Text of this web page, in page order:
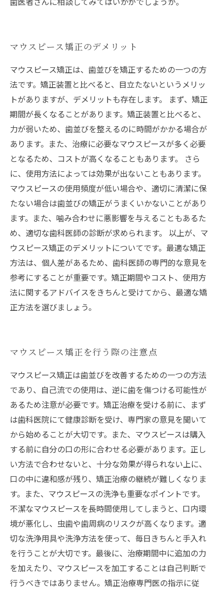
マウスピース矯正のデメリット
マウスピース矯正は、歯並びを矯正するための一つの方
法です。矯正装置と比べると、目立たないというメリッ
トがありますが、デメリットも存在します。 まず、矯正
期間が長くなることがあります。矯正装置と比べると、
力が弱いため、歯並びを整えるのに時間がかかる場合が
あります。また、治療に必要なマウスピースが多く必要
となるため、コストが高くなることもあります。 さら
に、使用方法によっては効果が出ないこともあります。
マウスピースの使用頻度が低い場合や、適切に清潔に保
たない場合は歯並びの矯正がうまくいかないことがあり
ます。また、噛み合わせに悪影響を与えることもあるた
め、適切な歯科医師の診断が求められます。 以上が、マ
ウスピース矯正のデメリットについてです。最適な矯正
方法は、個人差があるため、歯科医師の専門的な意見を
参考にすることが重要です。矯正期間やコスト、使用方
法に関するアドバイスをきちんと受けてから、最適な矯
正方法を選びましょう。
マウスピース矯正を行う際の注意点
マウスピース矯正は歯並びを改善するための一つの方法
であり、自己流での使用は、逆に歯を傷つける可能性が
あるため注意が必要です。矯正治療を受ける前に、まず
は歯科医院にて健康診断を受け、専門家の意見を聞いて
から始めることが大切です。また、マウスピースは購入
する前に自分の口の形に合わせる必要があります。正し
い方法で合わせないと、十分な効果が得られない上に、
口の中に違和感が残り、矯正治療の継続が難しくなりま
す。また、マウスピースの洗浄も重要なポイントです。
不潔なマウスピースを長時間使用してしまうと、口内環
境が悪化し、虫歯や歯周病のリスクが高くなります。適
切な洗浄用具や洗浄方法を使って、毎日きちんと手入れ
を行うことが大切です。最後に、治療期間中に追加の力
を加えたり、マウスピースを加工することは自己判断で
行うべきではありません。矯正治療専門医の指示に従